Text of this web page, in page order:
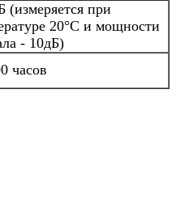
(измеряется при
20°С и мощности
- 10дБ)
часов